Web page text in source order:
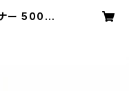
ー 500ml